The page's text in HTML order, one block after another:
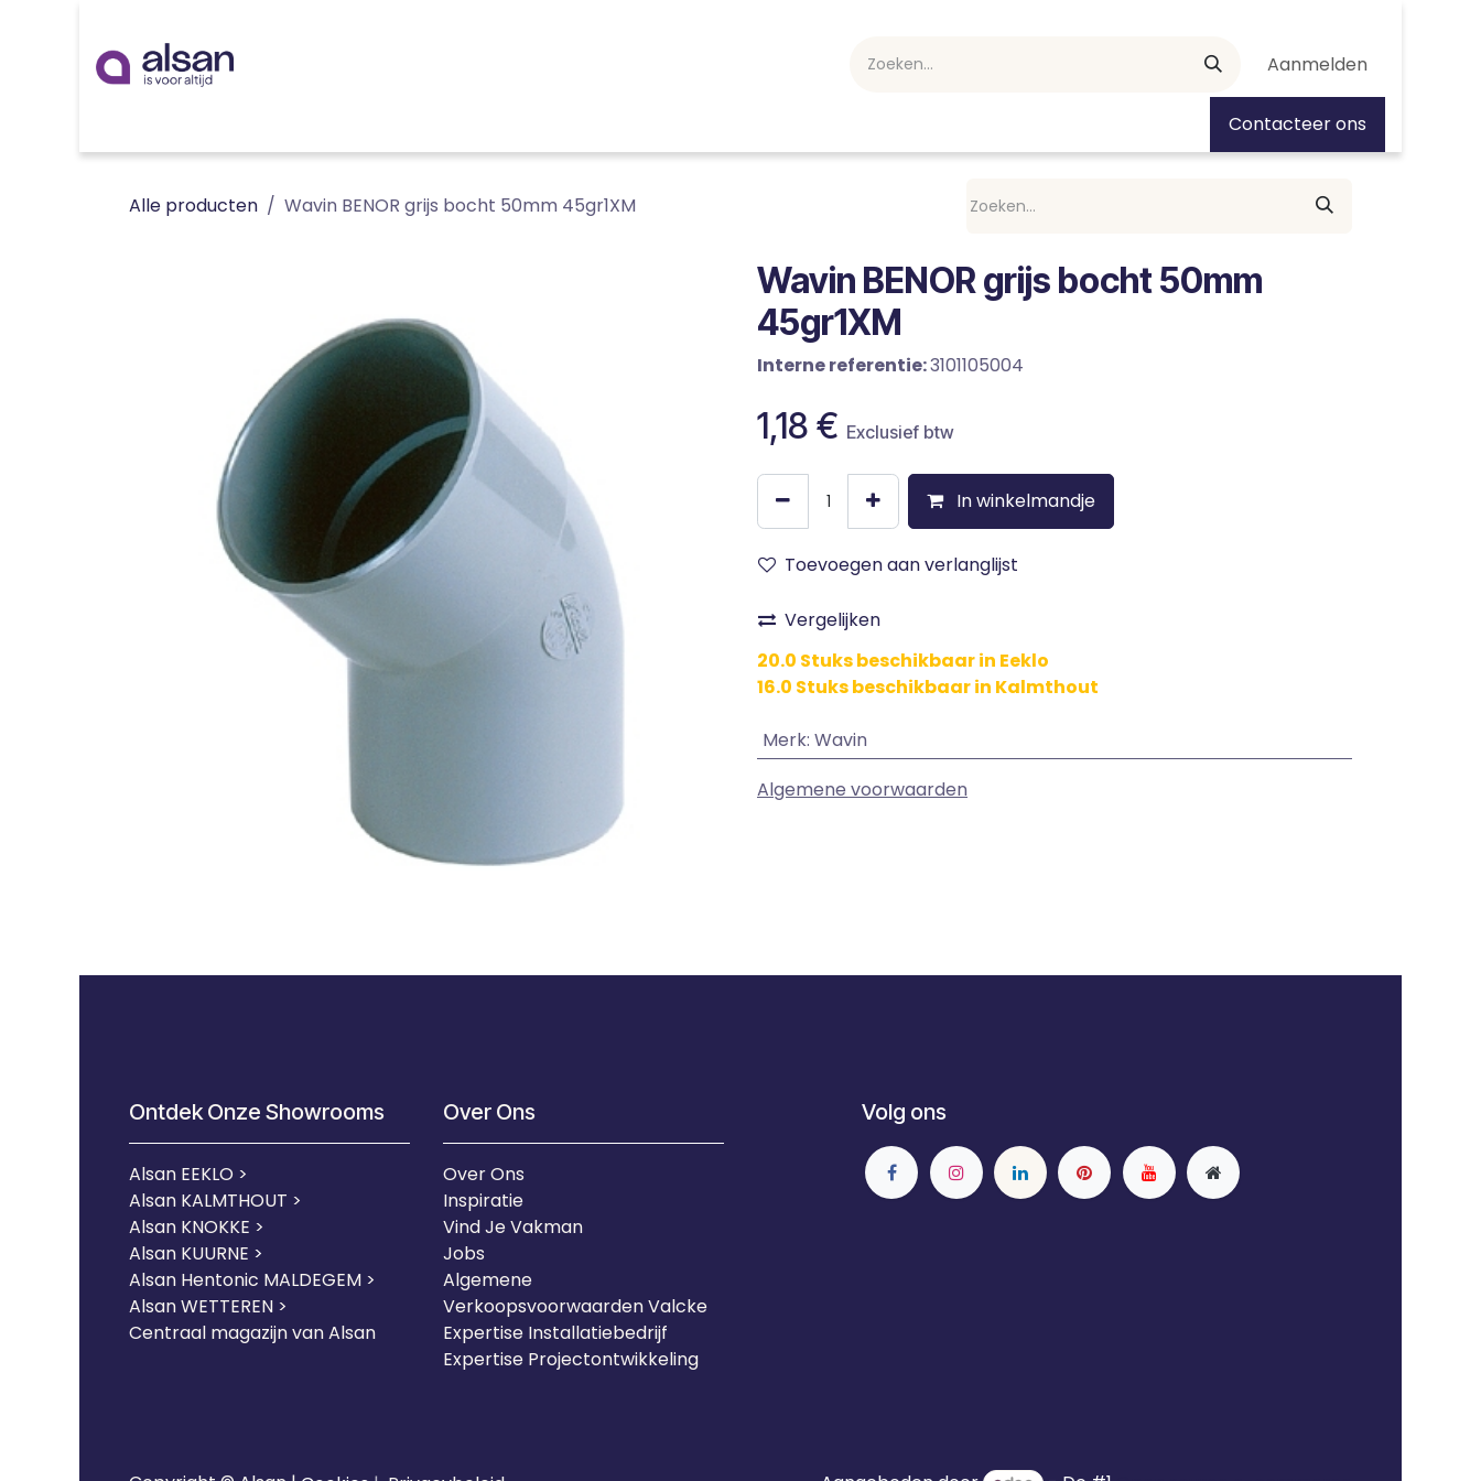
Aanmelden
Contacteer ons
Alle producten Wavin BENOR grijs bocht 50mm 45gr1XM
Wavin BENOR grijs bocht 50mm
45gr1XM
Interne referentie:3101105004
1,18 € Exclusief btw
In winkelmandje
Toevoegen aan verlanglijst
Vergelijken
20.0 Stuks beschikbaar in Eeklo
16.0 Stuks beschikbaar in Kalmthout
Merk: Wavin
Algemene voorwaarden
Ontdek Onze Showrooms
Alsan EEKLO >
Alsan KALMTHOUT >
Alsan KNOKKE >
Alsan KUURNE >
Alsan Hentonic MALDEGEM >
Alsan WETTEREN >
Centraal magazijn van Alsan
Over Ons
Over Ons
Inspiratie
Vind Je Vakman
Jobs
Algemene
Verkoopsvoorwaarden Valcke
Expertise Installatiebedrijf
Expertise Projectontwikkeling
Volg ons